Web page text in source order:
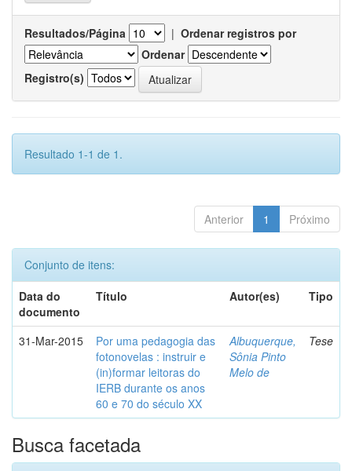
Resultados/Página | Ordenar registros por
Ordenar
Registro(s)
Resultado 1-1 de 1.
Anterior 1 Próximo
Conjunto de itens:
Data do
documento
Título Autor(es) Tipo
31-Mar-2015
Por uma pedagogia das
fotonovelas : instruir e
(in)formar leitoras do
IERB durante os anos
60 e 70 do século XX
Albuquerque,
Sônia Pinto
Melo de
Tese
Busca facetada